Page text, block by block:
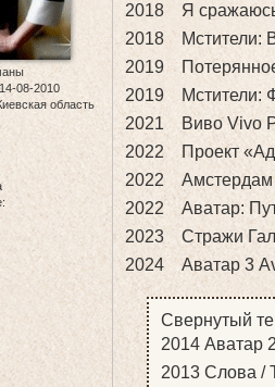
08-2010
область
2018 Я сражаюсь
2018 Мстители:
2019
2019 Мстители:
2021 Виво Vivo
2022 Проект
2022 Амстердам
2022 Аватар:
2023 Стражи
2024 Аватар 3
Свернутый
2014 Аватар
2013 Слова /